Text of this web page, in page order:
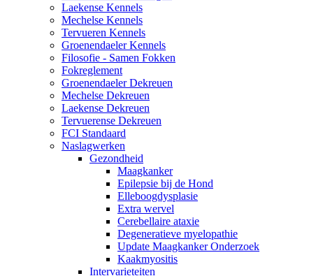
Laekense Kennels
Mechelse Kennels
Tervueren Kennels
Groenendaeler Kennels
Filosofie - Samen Fokken
Fokreglement
Groenendaeler Dekreuen
Mechelse Dekreuen
Laekense Dekreuen
Tervuerense Dekreuen
FCI Standaard
Naslagwerken
Gezondheid
Maagkanker
Epilepsie bij de Hond
Elleboogdysplasie
Extra wervel
Cerebellaire ataxie
Degeneratieve myelopathie
Update Maagkanker Onderzoek
Kaakmyositis
Intervarieteiten